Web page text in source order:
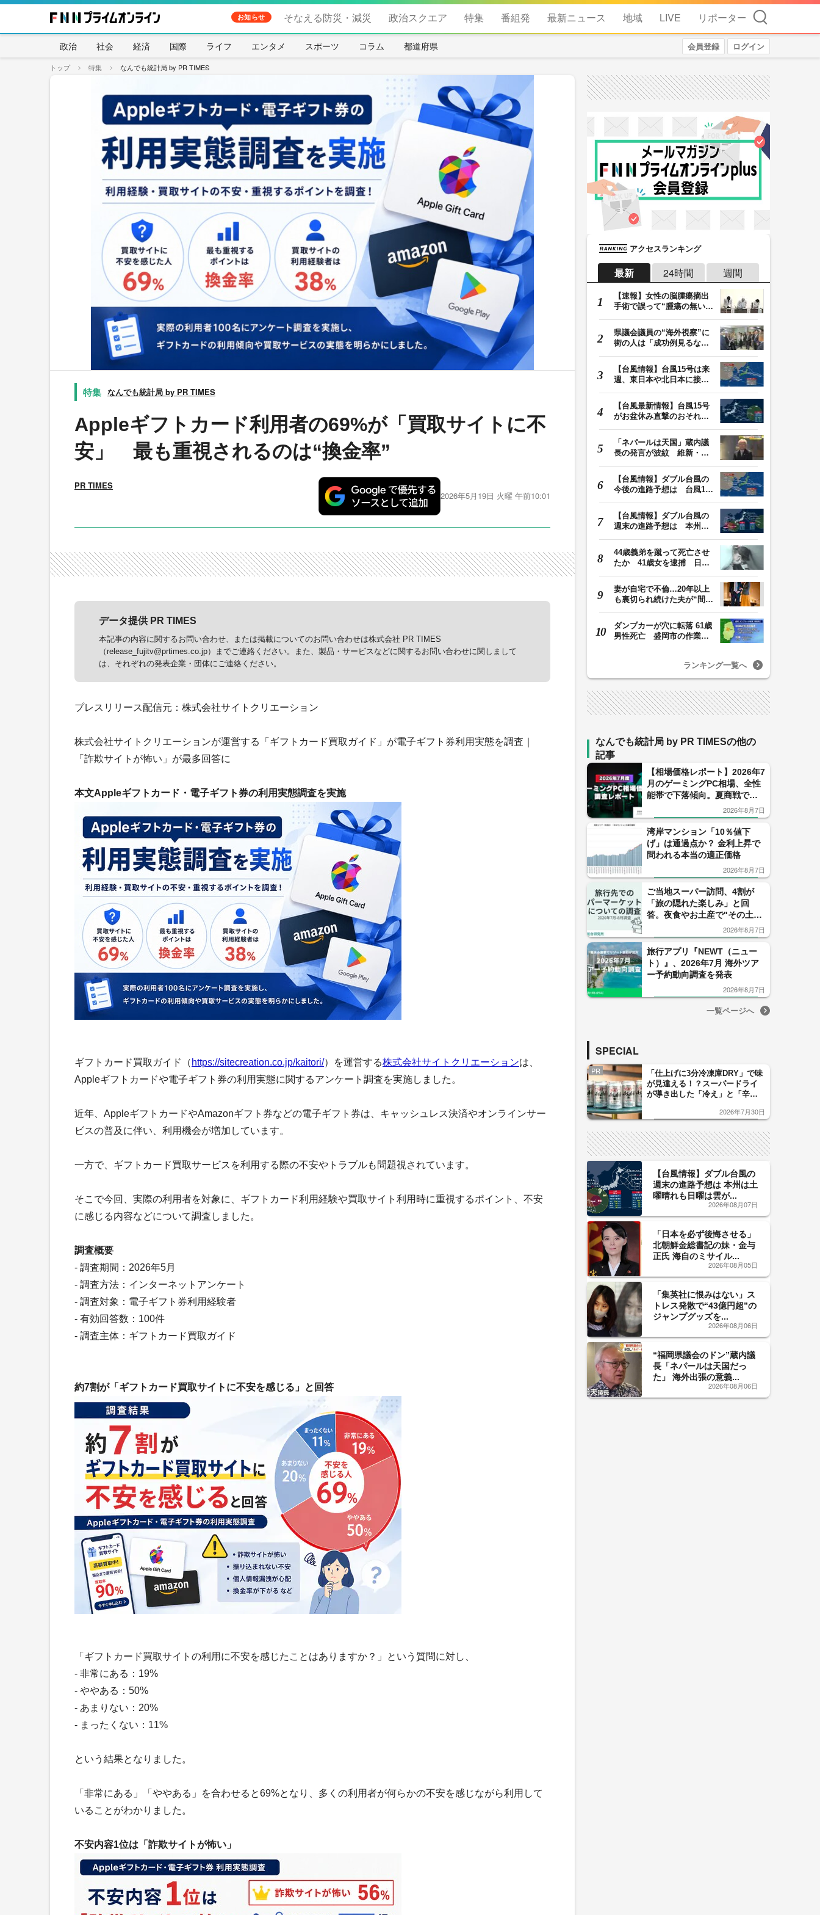
お知らせ そなえる防災・減災 政治スクエア 特集 番組発 最新ニュース 地域 LIVE リポーター 検索
政治 社会 経済 国際 ライフ エンタメ スポーツ コラム 都道府県 会員登録 ログイン
トップ 特集 なんでも統計局 by PR TIMES
なんでも統計局 by PR TIMES
Appleギフトカード利用者の69%が「買取サイトに不
安」 最も重視されるのは“換金率”
PR TIMES
2026年5月19日 火曜 午前10:01
データ提供 PR TIMES
本記事の内容に関するお問い合わせ、または掲載についてのお問い合わせは株式会社 PR TIMES
（release_fujitv@prtimes.co.jp）までご連絡ください。また、製品・サービスなどに関するお問い合わせに関しまして
は、それぞれの発表企業・団体にご連絡ください。
プレスリリース配信元：株式会社サイトクリエーション
株式会社サイトクリエーションが運営する「ギフトカード買取ガイド」が電子ギフト券利用実態を調査｜
「詐欺サイトが怖い」が最多回答に
本文Appleギフトカード・電子ギフト券の利用実態調査を実施
ギフトカード買取ガイド（ https://sitecreation.co.jp/kaitori/）を運営する株式会社サイトクリエーションは、
Appleギフトカードや電子ギフト券の利用実態に関するアンケート調査を実施しました。
近年、AppleギフトカードやAmazonギフト券などの電子ギフト券は、キャッシュレス決済やオンラインサー
ビスの普及に伴い、利用機会が増加しています。
一方で、ギフトカード買取サービスを利用する際の不安やトラブルも問題視されています。
そこで今回、実際の利用者を対象に、ギフトカード利用経験や買取サイト利用時に重視するポイント、不安
に感じる内容などについて調査しました。
調査概要
- 調査期間：2026年5月
- 調査方法：インターネットアンケート
- 調査対象：電子ギフト券利用経験者
- 有効回答数：100件
- 調査主体：ギフトカード買取ガイド
約7割が「ギフトカード買取サイトに不安を感じる」と回答
「ギフトカード買取サイトの利用に不安を感じたことはありますか？」という質問に対し、
- 非常にある：19%
- ややある：50%
- あまりない：20%
- まったくない：11%
という結果となりました。
「非常にある」「ややある」を合わせると69%となり、多くの利用者が何らかの不安を感じながら利用して
いることがわかりました。
不安内容1位は「詐欺サイトが怖い」
アクセスランキング
最新 24時間 週間
【速報】女性の脳腫瘍摘出
手術で誤って“腫瘍の無い部
県議会議員の“海外視察”に
街の人は「成功例見るなら
【台風情報】台風15号は来
週、東日本や北日本に接近
【台風最新情報】台風15号
がお盆休み直撃のおそれ
「ネパールは天国」蔵内議
長の発言が波紋 維新・吉
【台風情報】ダブル台風の
今後の進路予想は 台風13
【台風情報】ダブル台風の
週末の進路予想は 本州は
44歳義弟を蹴って死亡させ
たか 41歳女を逮捕 日頃
妻が自宅で不倫…20年以上
も裏切られ続けた夫が“間
ダンプカーが穴に転落 61歳
男性死亡 盛岡市の作業
ランキング一覧へ
なんでも統計局 by PR TIMESの他の
記事
【相場価格レポート】2026年7
月のゲーミングPC相場、全性
能帯で下落傾向。夏商戦で価
2026年8月7日
湾岸マンション「10％値下
げ」は通過点か？ 金利上昇で
問われる本当の適正価格
2026年8月7日
ご当地スーパー訪問、4割が
「旅の隠れた楽しみ」と回
答。夜食やお土産で"その土地
ならでは"を満喫できる旅先で
の一大レジャー！
2026年8月7日
旅行アプリ『NEWT（ニュー
ト）』、2026年7月 海外ツア
ー予約動向調査を発表
2026年8月7日
一覧ページへ
SPECIAL
PR
「仕上げに3分冷凍庫DRY」で味
が見違える！？スーパードライ
が導き出した「冷え」と「辛
した「辛口カーブ」が飲み頃の
2026年7月30日
【台風情報】ダブル台風の
週末の進路予想は 本州は土
曜晴れも日曜は雲が...
2026年08月07日
「日本を必ず後悔させる」
北朝鮮金総書記の妹・金与
正氏 海自のミサイル...
2026年08月05日
「集英社に恨みはない」ス
トレス発散で“43億円超”の
ジャンプグッズを...
2026年08月06日
“福岡県議会のドン”蔵内議
長「ネパールは天国だっ
た」 海外出張の意義...
2026年08月06日